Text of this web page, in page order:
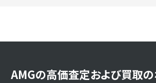
AMGの高価査定および買取の